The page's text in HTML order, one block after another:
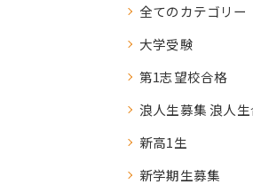
全てのカテゴリー
大学受験
第1志望校合格
浪人生募集 浪人
新高1生
新学期生募集